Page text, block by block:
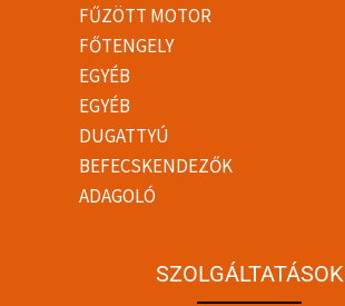
FŰZÖTT MOTOR
FŐTENGELY
EGYÉB
EGYÉB
DUGATTYÚ
BEFECSKENDEZŐK
ADAGOLÓ
SZOLGÁLTATÁSOK